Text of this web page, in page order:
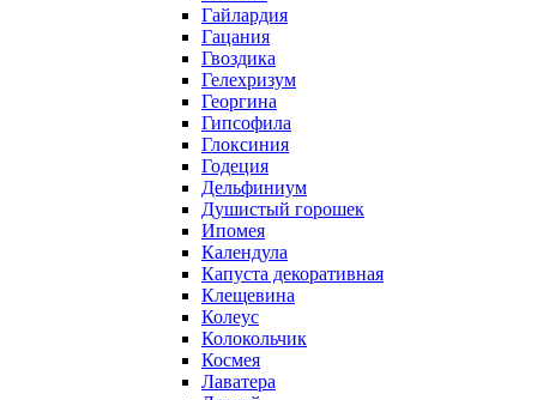
Гайлардия
Гацания
Гвоздика
Гелехризум
Георгина
Гипсофила
Глоксиния
Годеция
Дельфиниум
Душистый горошек
Ипомея
Календула
Капуста декоративная
Клещевина
Колеус
Колокольчик
Космея
Лаватера